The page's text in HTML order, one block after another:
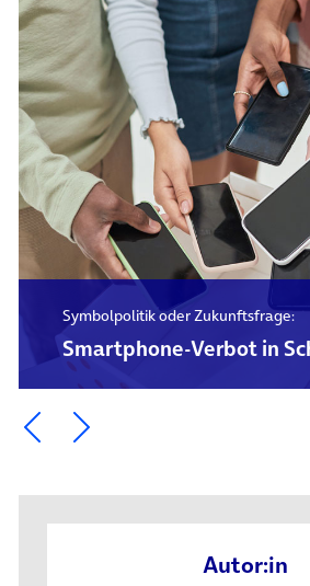
Symbolpolitik oder Zukunftsfrage:
Smartphone-Verbot in
Ein Element zurück blättern
Ein Element weiter
Autor:in